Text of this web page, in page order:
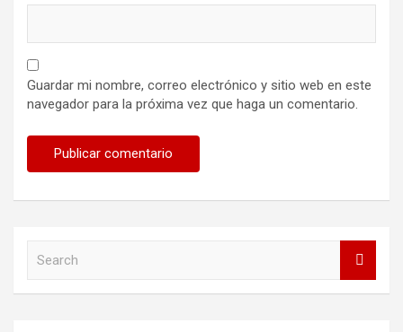
Guardar mi nombre, correo electrónico y sitio web en este
navegador para la próxima vez que haga un comentario.